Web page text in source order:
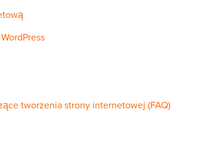
tworzenia strony internetowej (FAQ)